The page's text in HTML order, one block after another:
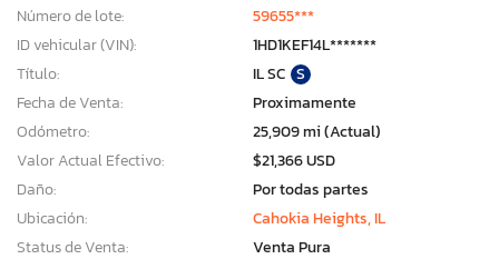
Número de lote:
59655***
ID vehicular (VIN):
1HD1KEF14L*******
Título:
IL SC S
Fecha de Venta:
Proximamente
Odómetro:
25,909 mi (Actual)
Valor Actual Efectivo:
$21,366 USD
Daño:
Por todas partes
Ubicación:
Cahokia Heights, IL
Status de Venta:
Venta Pura